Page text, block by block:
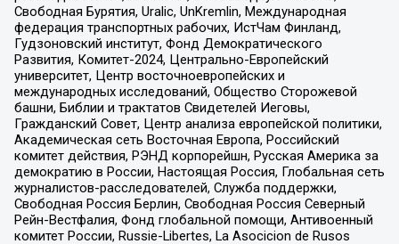
Свободная Бурятия, Uralic, UnKremlin, Международная
федерация транспортных рабочих, ИстЧам Финланд,
Гудзоновский институт, Фонд Демократического
Развития, Комитет-2024, Центрально-Европейский
университет, Центр восточноевропейских и
международных исследований, Общество Сторожевой
башни, Библии и трактатов Свидетелей Иеговы,
Гражданский Совет, Центр анализа европейской политики,
Академическая сеть Восточная Европа, Российский
комитет действия, РЭНД корпорейшн, Русская Америка за
демократию в России, Настоящая Россия, Глобальная сеть
журналистов-расследователей, Служба поддержки,
Свободная Россия Берлин, Свободная Россия Северный
Рейн-Вестфалия, Фонд глобальной помощи, Антивоенный
комитет России, Russie-Libertes, La Asocicion de Rusos